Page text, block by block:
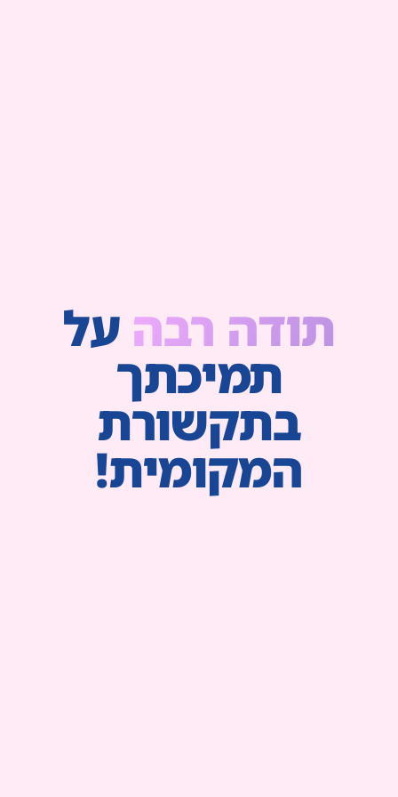
תודה רבה על
תמיכתך
בתקשורת
המקומית!